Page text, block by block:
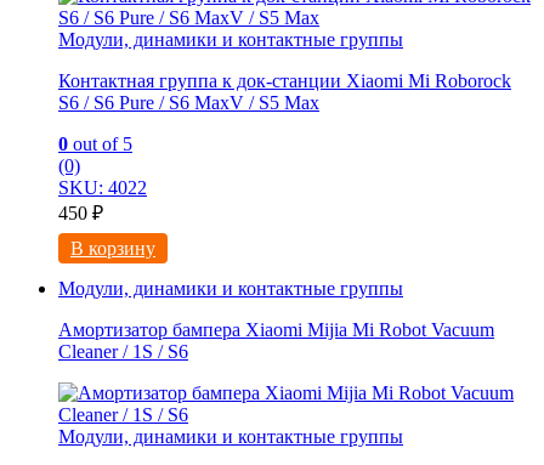
Модули, динамики и контактные группы
Контактная группа к док-станции Xiaomi Mi Roborock
S6 / S6 Pure / S6 MaxV / S5 Max
0 out of 5
(0)
SKU: 4022
450 ₽
В корзину
Модули, динамики и контактные группы
Амортизатор бампера Xiaomi Mijia Mi Robot Vacuum
Cleaner / 1S / S6
Модули, динамики и контактные группы